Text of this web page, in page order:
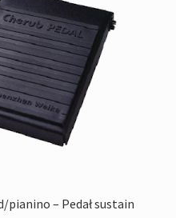
pianino – Pedał sustain